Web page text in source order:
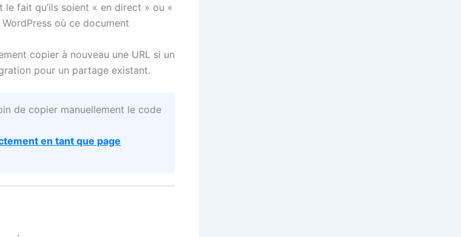
fait qu’ils soient « en direct » ou «
où ce document
copier à nouveau une URL si un
pour un partage existant.
de copier manuellement le code
en tant que page